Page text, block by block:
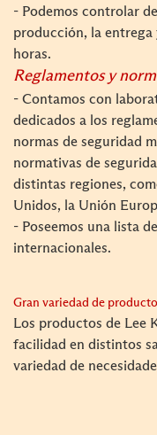
- Podemos controlar
producción, la
horas.
Reglamentos y
- Contamos con
dedicados a los
normas de seguridad
normativas de
distintas regiones,
Unidos, la Unión
- Poseemos una lista
internacionales.
Gran variedad de
Los productos de Lee
facilidad en distintos
variedad de